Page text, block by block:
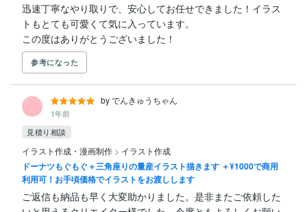
迅速丁寧なやり取りで、安心してお任せできました！イラス
トもとても可愛くて気に入っています。
この度はありがとうございました！
参考になった
by でんきゅうちゃん
1年前
見積り相談
イラスト作成・漫画制作 > イラスト作成
ドーナツもぐもぐ＋三角座りの量産イラスト描きます ＋¥1000で商用
利用可！お手頃価格でイラストをお渡しします
ご返信も納品も早く大変助かりました。是非またご依頼した